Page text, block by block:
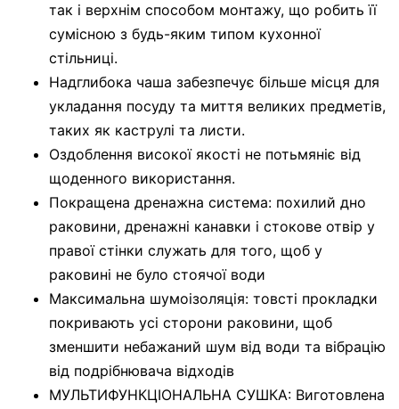
так і верхнім способом монтажу, що робить її
сумісною з будь-яким типом кухонної
стільниці.
Надглибока чаша забезпечує більше місця для
укладання посуду та миття великих предметів,
таких як каструлі та листи.
Оздоблення високої якості не потьмяніє від
щоденного використання.
Покращена дренажна система: похилий дно
раковини, дренажні канавки і стокове отвір у
правої стінки служать для того, щоб у
раковині не було стоячої води
Максимальна шумоізоляція: товсті прокладки
покривають усі сторони раковини, щоб
зменшити небажаний шум від води та вібрацію
від подрібнювача відходів
МУЛЬТИФУНКЦІОНАЛЬНА СУШКА: Виготовлена